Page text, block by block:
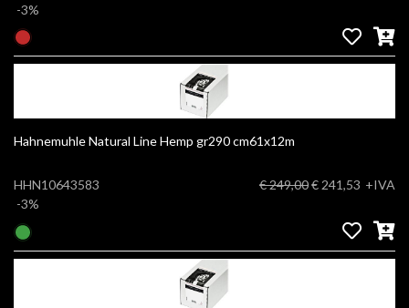
-3%
Hahnemuhle Natural Line Hemp gr290 cm61x12m
HHN10643583
-3%
€ 249,00€ 241,53 +IVA